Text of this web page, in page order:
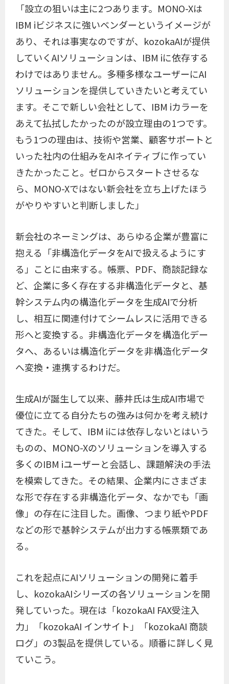
「設立の狙いは主に2つあります。MONO-Xは
IBM iビジネスに強いベンダーというイメージが
あり、それは事実なのですが、kozokaAIが提供
していくAIソリューションは、IBM iに依存する
わけではありません。多種多様なユーザーにAI
ソリューションを提供していきたいと考えてい
ます。そこで新しい会社として、IBM iカラーを
あえて払拭したかったのが設立理由の1つです。
もう1つの理由は、技術や営業、顧客サポートと
いった社内の仕組みをAIネイティブに作ってい
きたかったこと。ゼロからスタートさせるな
ら、MONO-Xではない新会社を立ち上げたほう
がやりやすいと判断しました」
新会社のネーミングは、あらゆる企業が豊富に
抱える「非構造化データをAIで扱えるようにす
る」ことに由来する。帳票、PDF、商談記録な
ど、企業に多く存在する非構造化データと、基
幹システム内の構造化データを生成AIで分析
し、相互に関連付けてシームレスに活用できる
形へと変換する。非構造化データを構造化デー
タへ、あるいは構造化データを非構造化データ
へ変換・連携するわけだ。
生成AIが誕生して以来、藤井氏は生成AI市場で
優位に立てる自分たちの強みは何かを考え続け
てきた。そして、IBM iには依存しないとはいう
ものの、MONO-Xのソリューションを導入する
多くのIBM iユーザーと会話し、課題解決の手法
を模索してきた。その結果、企業内にさまざま
な形で存在する非構造化データ、なかでも「画
像」の存在に注目した。画像、つまり紙やPDF
などの形で基幹システムが出力する帳票類であ
る。
これを起点にAIソリューションの開発に着手
し、kozokaAIシリーズの各ソリューションを開
発していった。現在は「kozokaAI FAX受注入
力」「kozokaAI インサイト」「kozokaAI 商談
ログ」の3製品を提供している。順番に詳しく見
ていこう。